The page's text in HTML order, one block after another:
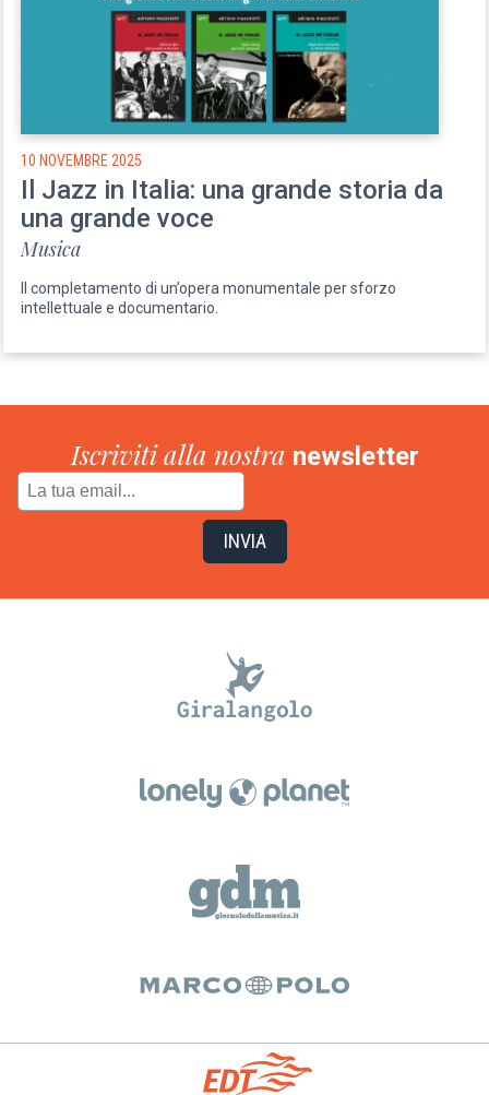
10 NOVEMBRE 2025
Il Jazz in Italia: una grande storia da
una grande voce
Musica
Il completamento di un’opera monumentale per sforzo
intellettuale e documentario.
Iscriviti alla nostra newsletter